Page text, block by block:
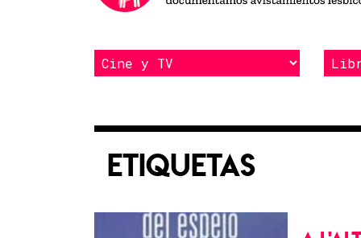
Etiquetas